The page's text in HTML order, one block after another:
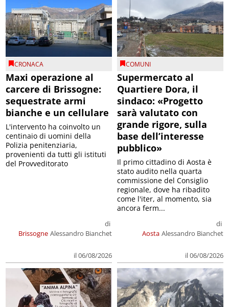
CRONACA
Maxi operazione al
carcere di Brissogne:
sequestrate armi
bianche e un cellulare
Brissogne
di
Alessandro Bianchet
il 06/08/2026
L'intervento ha coinvolto un
centinaio di uomini della
Polizia penitenziaria,
provenienti da tutti gli istituti
del Provveditorato
COMUNI
Supermercato al
Quartiere Dora, il
sindaco: «Progetto
sarà valutato con
grande rigore, sulla
base dell’interesse
pubblico»
Aosta
di
Alessandro Bianchet
il 06/08/2026
Il primo cittadino di Aosta è
stato audito nella quarta
commissione del Consiglio
regionale, dove ha ribadito
come l'iter, al momento, sia
ancora ferm...